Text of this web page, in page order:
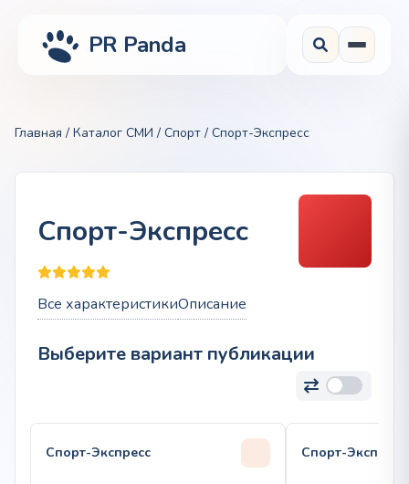
PR Panda
Главная / Каталог СМИ / Спорт / Спорт-Экспресс
Спорт-Экспресс
Все характеристикиОписание
Выберите вариант публикации
Спорт-Экспресс Спорт-Экспресс